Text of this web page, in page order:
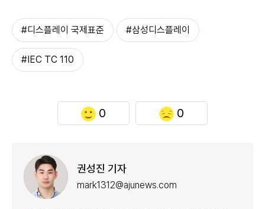
#디스플레이 국제표준 #삼성디스플레이
#IEC TC 110
0 0
권성진 기자
mark1312@ajunews.com